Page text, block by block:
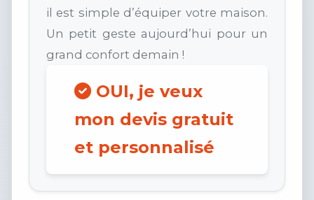
il est simple d’équiper votre maison.
Un petit geste aujourd’hui pour un
grand confort demain !
OUI, je veux
mon devis gratuit
et personnalisé